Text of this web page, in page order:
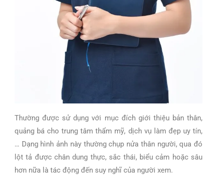
Thường được sử dụng với mục đích giới thiệu bản thân,
quảng bá cho trung tâm thẩm mỹ, dịch vụ làm đẹp uy tín,
… Dạng hình ảnh này thường chụp nửa thân người, qua đó
lột tả được chân dung thực, sắc thái, biểu cảm hoặc sâu
hơn nữa là tác động đến suy nghĩ của người xem.